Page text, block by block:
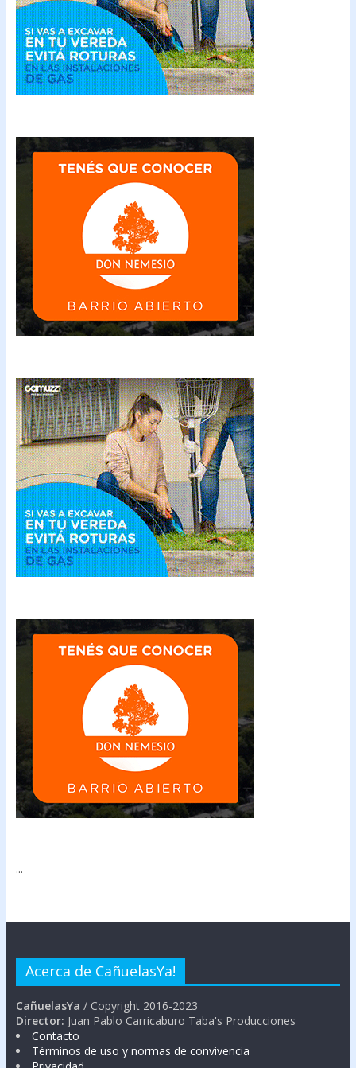
...
Acerca de CañuelasYa!
CañuelasYa / Copyright 2016-2023
Director: Juan Pablo Carricaburo Taba's Producciones
Contacto
Términos de uso y normas de convivencia